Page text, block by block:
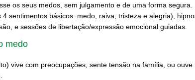
os seus medos, sem julgamento e de uma forma segura.
sentimentos básicos: medo, raiva, tristeza e alegria),
e sessões de libertação/expressão emocional guiadas.
medo
vive com preocupações, sente tensão na família, ou